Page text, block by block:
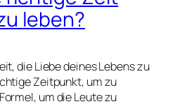
leben?
die Liebe deines Lebens zu
Zeitpunkt, um zu
um die Leute zu